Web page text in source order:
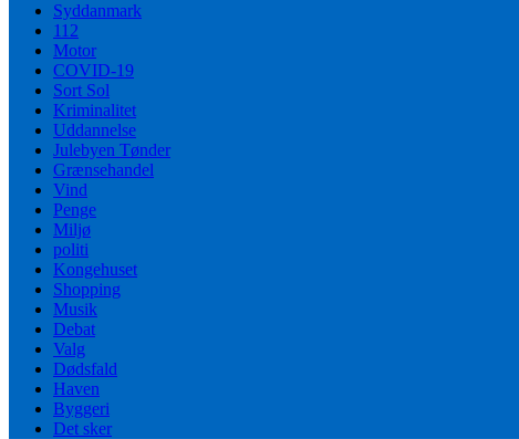
Syddanmark
112
Motor
COVID-19
Sort Sol
Kriminalitet
Uddannelse
Julebyen Tønder
Grænsehandel
Vind
Penge
Miljø
politi
Kongehuset
Shopping
Musik
Debat
Valg
Dødsfald
Haven
Byggeri
Det sker